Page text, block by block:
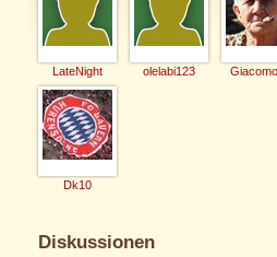
LateNight olelabi123
Dk10
Diskussionen